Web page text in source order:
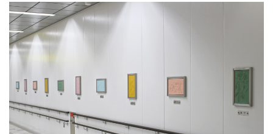
荘内銀行新本店がある鶴岡市で古くから行われている「鶴岡天神祭」
をモチーフに、街の